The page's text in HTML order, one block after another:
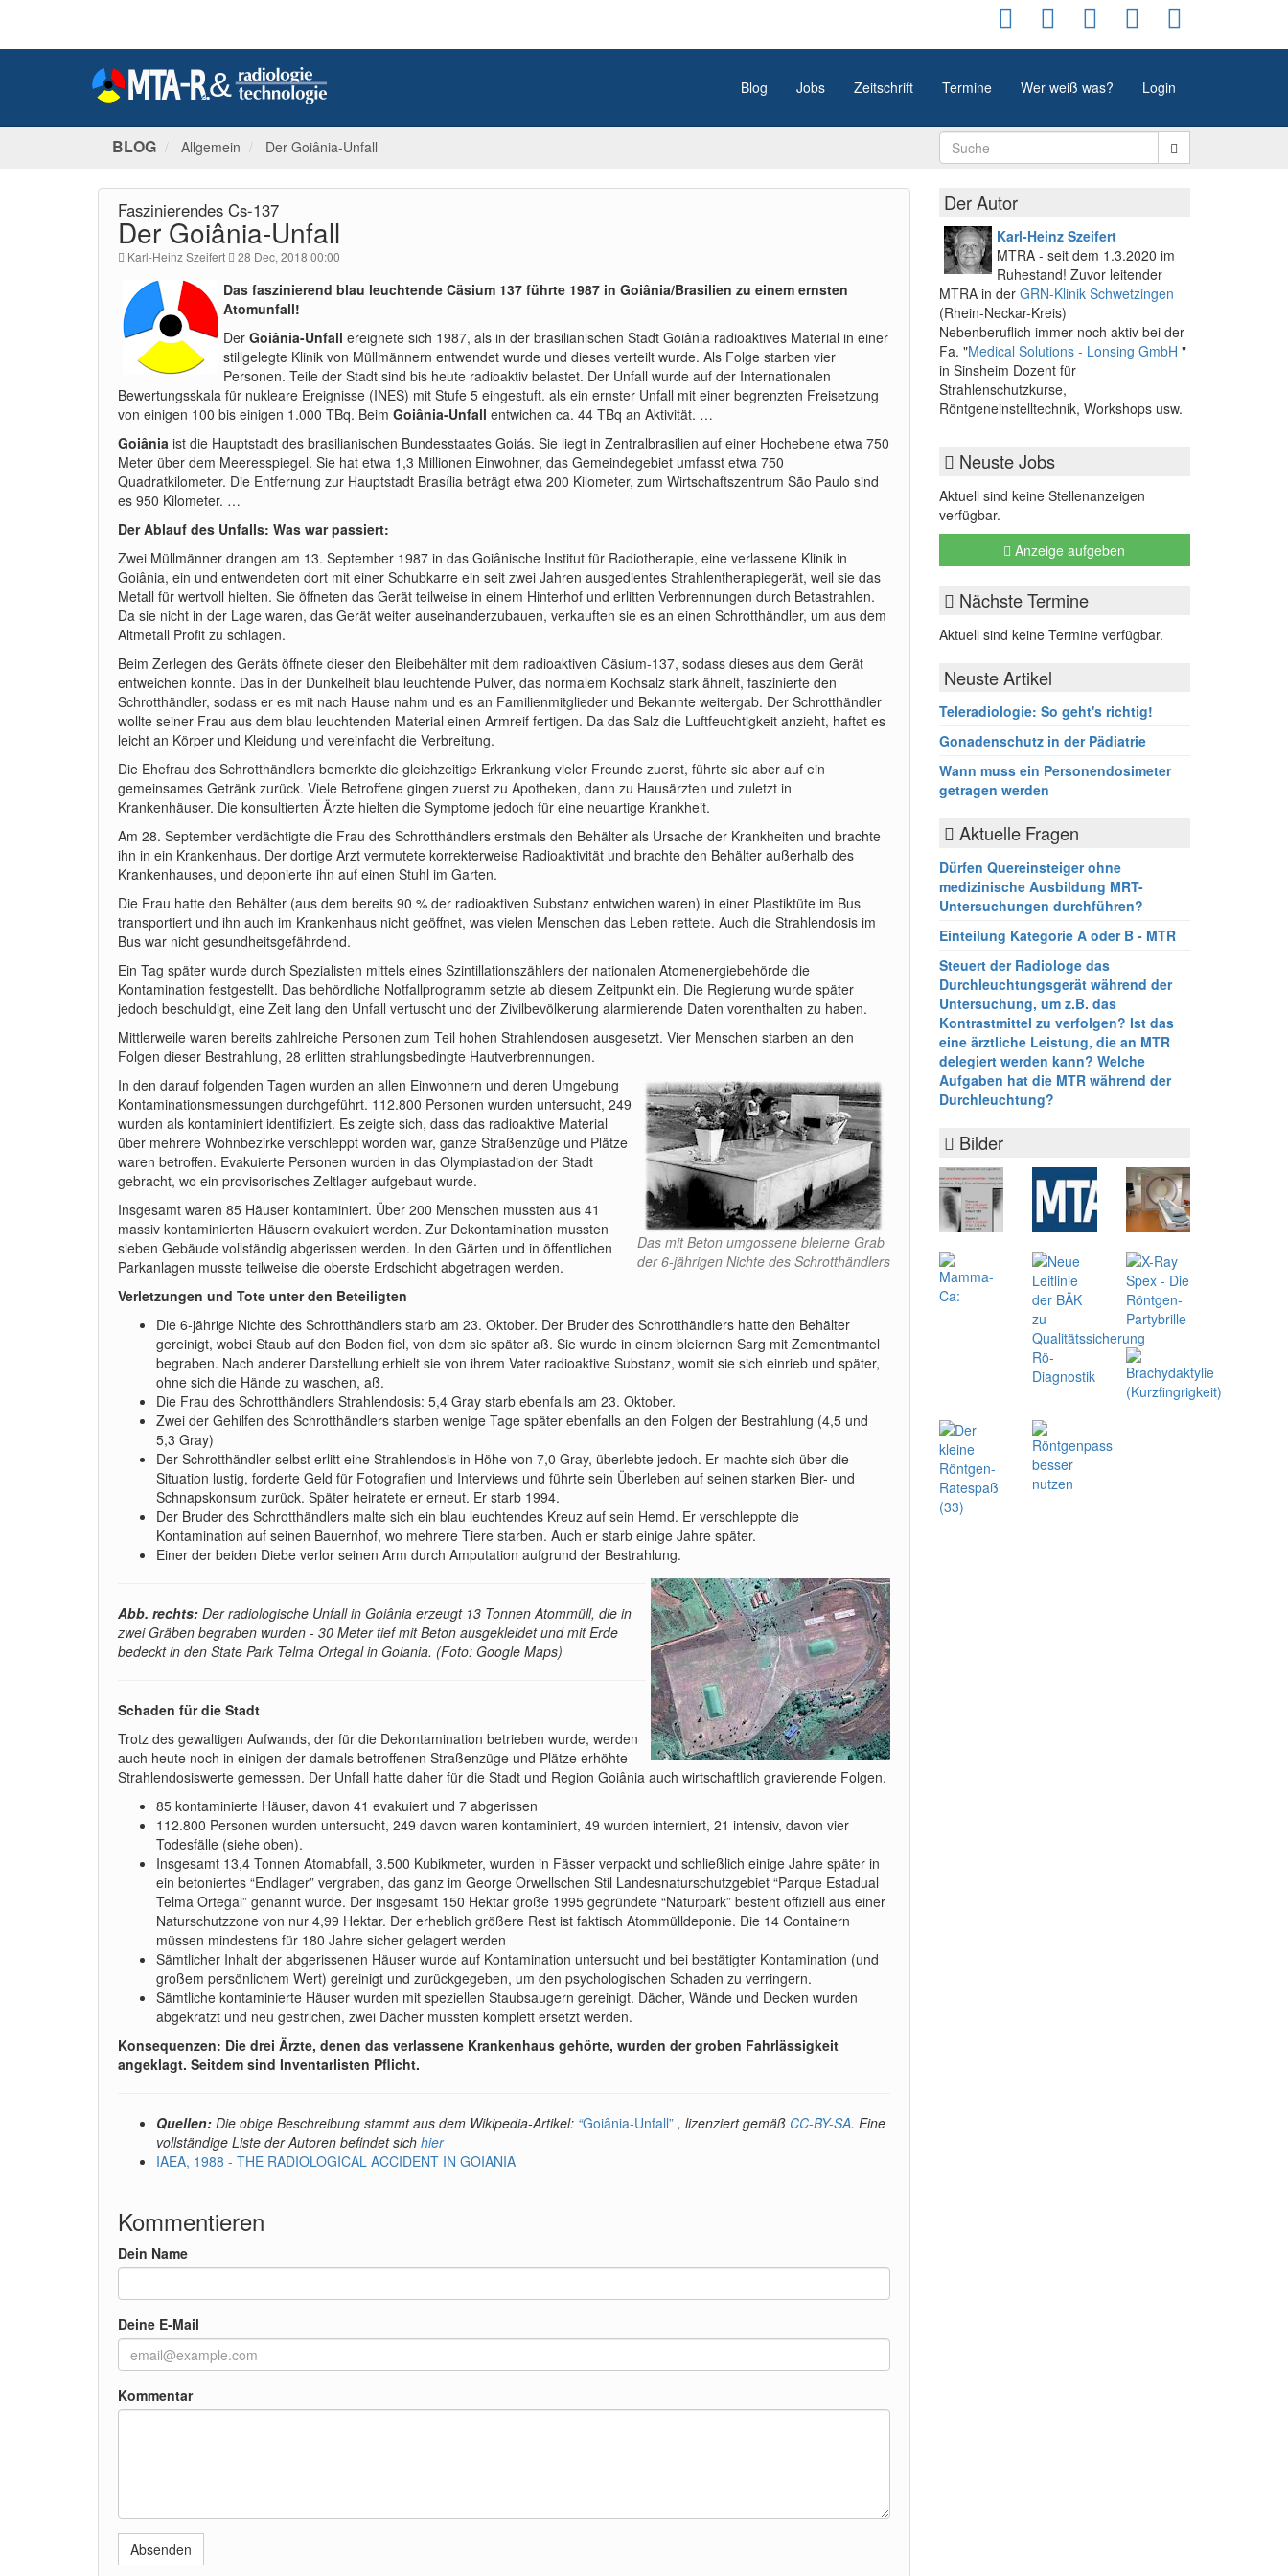
Blog Jobs Zeitschrift Termine Wer weiß was? Login
BLOG Allgemein Der Goiânia-Unfall
Faszinierendes Cs-137
Der Goiânia-Unfall
Karl-Heinz Szeifert 28 Dec, 2018 00:00
Das faszinierend blau leuchtende Cäsium 137 führte 1987 in Goiânia/Brasilien zu einem ernsten
Atomunfall!
Der Goiânia-Unfall ereignete sich 1987, als in der brasilianischen Stadt Goiânia radioaktives Material in einer
stillgelegte Klinik von Müllmännern entwendet wurde und dieses verteilt wurde. Als Folge starben vier
Personen. Teile der Stadt sind bis heute radioaktiv belastet. Der Unfall wurde auf der Internationalen
Bewertungsskala für nukleare Ereignisse (INES) mit Stufe 5 eingestuft. als ein ernster Unfall mit einer begrenzten Freisetzung
von einigen 100 bis einigen 1.000 TBq. Beim Goiânia-Unfall entwichen ca. 44 TBq an Aktivität. …
Goiânia ist die Hauptstadt des brasilianischen Bundesstaates Goiás. Sie liegt in Zentralbrasilien auf einer Hochebene etwa 750
Meter über dem Meeresspiegel. Sie hat etwa 1,3 Millionen Einwohner, das Gemeindegebiet umfasst etwa 750
Quadratkilometer. Die Entfernung zur Hauptstadt Brasília beträgt etwa 200 Kilometer, zum Wirtschaftszentrum São Paulo sind
es 950 Kilometer. …
Der Ablauf des Unfalls: Was war passiert:
Zwei Müllmänner drangen am 13. September 1987 in das Goiânische Institut für Radiotherapie, eine verlassene Klinik in
Goiânia, ein und entwendeten dort mit einer Schubkarre ein seit zwei Jahren ausgedientes Strahlentherapiegerät, weil sie das
Metall für wertvoll hielten. Sie öffneten das Gerät teilweise in einem Hinterhof und erlitten Verbrennungen durch Betastrahlen.
Da sie nicht in der Lage waren, das Gerät weiter auseinanderzubauen, verkauften sie es an einen Schrotthändler, um aus dem
Altmetall Profit zu schlagen.
Beim Zerlegen des Geräts öffnete dieser den Bleibehälter mit dem radioaktiven Cäsium-137, sodass dieses aus dem Gerät
entweichen konnte. Das in der Dunkelheit blau leuchtende Pulver, das normalem Kochsalz stark ähnelt, faszinierte den
Schrotthändler, sodass er es mit nach Hause nahm und es an Familienmitglieder und Bekannte weitergab. Der Schrotthändler
wollte seiner Frau aus dem blau leuchtenden Material einen Armreif fertigen. Da das Salz die Luftfeuchtigkeit anzieht, haftet es
leicht an Körper und Kleidung und vereinfacht die Verbreitung.
Die Ehefrau des Schrotthändlers bemerkte die gleichzeitige Erkrankung vieler Freunde zuerst, führte sie aber auf ein
gemeinsames Getränk zurück. Viele Betroffene gingen zuerst zu Apotheken, dann zu Hausärzten und zuletzt in
Krankenhäuser. Die konsultierten Ärzte hielten die Symptome jedoch für eine neuartige Krankheit.
Am 28. September verdächtigte die Frau des Schrotthändlers erstmals den Behälter als Ursache der Krankheiten und brachte
ihn in ein Krankenhaus. Der dortige Arzt vermutete korrekterweise Radioaktivität und brachte den Behälter außerhalb des
Krankenhauses, und deponierte ihn auf einen Stuhl im Garten.
Die Frau hatte den Behälter (aus dem bereits 90 % der radioaktiven Substanz entwichen waren) in einer Plastiktüte im Bus
transportiert und ihn auch im Krankenhaus nicht geöffnet, was vielen Menschen das Leben rettete. Auch die Strahlendosis im
Bus war nicht gesundheitsgefährdend.
Ein Tag später wurde durch Spezialisten mittels eines Szintillationszählers der nationalen Atomenergiebehörde die
Kontamination festgestellt. Das behördliche Notfallprogramm setzte ab diesem Zeitpunkt ein. Die Regierung wurde später
jedoch beschuldigt, eine Zeit lang den Unfall vertuscht und der Zivilbevölkerung alarmierende Daten vorenthalten zu haben.
Mittlerweile waren bereits zahlreiche Personen zum Teil hohen Strahlendosen ausgesetzt. Vier Menschen starben an den
Folgen dieser Bestrahlung, 28 erlitten strahlungsbedingte Hautverbrennungen.
Das mit Beton umgossene bleierne Grab
der 6-jährigen Nichte des Schrotthändlers
In den darauf folgenden Tagen wurden an allen Einwohnern und deren Umgebung
Kontaminationsmessungen durchgeführt. 112.800 Personen wurden untersucht, 249
wurden als kontaminiert identifiziert. Es zeigte sich, dass das radioaktive Material
über mehrere Wohnbezirke verschleppt worden war, ganze Straßenzüge und Plätze
waren betroffen. Evakuierte Personen wurden in das Olympiastadion der Stadt
gebracht, wo ein provisorisches Zeltlager aufgebaut wurde.
Insgesamt waren 85 Häuser kontaminiert. Über 200 Menschen mussten aus 41
massiv kontaminierten Häusern evakuiert werden. Zur Dekontamination mussten
sieben Gebäude vollständig abgerissen werden. In den Gärten und in öffentlichen
Parkanlagen musste teilweise die oberste Erdschicht abgetragen werden.
Verletzungen und Tote unter den Beteiligten
Die 6-jährige Nichte des Schrotthändlers starb am 23. Oktober. Der Bruder des Schrotthändlers hatte den Behälter
gereinigt, wobei Staub auf den Boden fiel, von dem sie später aß. Sie wurde in einem bleiernen Sarg mit Zementmantel
begraben. Nach anderer Darstellung erhielt sie von ihrem Vater radioaktive Substanz, womit sie sich einrieb und später,
ohne sich die Hände zu waschen, aß.
Die Frau des Schrotthändlers Strahlendosis: 5,4 Gray starb ebenfalls am 23. Oktober.
Zwei der Gehilfen des Schrotthändlers starben wenige Tage später ebenfalls an den Folgen der Bestrahlung (4,5 und
5,3 Gray)
Der Schrotthändler selbst erlitt eine Strahlendosis in Höhe von 7,0 Gray, überlebte jedoch. Er machte sich über die
Situation lustig, forderte Geld für Fotografien und Interviews und führte sein Überleben auf seinen starken Bier- und
Schnapskonsum zurück. Später heiratete er erneut. Er starb 1994.
Der Bruder des Schrotthändlers malte sich ein blau leuchtendes Kreuz auf sein Hemd. Er verschleppte die
Kontamination auf seinen Bauernhof, wo mehrere Tiere starben. Auch er starb einige Jahre später.
Einer der beiden Diebe verlor seinen Arm durch Amputation aufgrund der Bestrahlung.
Abb. rechts: Der radiologische Unfall in Goiânia erzeugt 13 Tonnen Atommüll, die in
zwei Gräben begraben wurden - 30 Meter tief mit Beton ausgekleidet und mit Erde
bedeckt in den State Park Telma Ortegal in Goiania. (Foto: Google Maps)
Schaden für die Stadt
Trotz des gewaltigen Aufwands, der für die Dekontamination betrieben wurde, werden
auch heute noch in einigen der damals betroffenen Straßenzüge und Plätze erhöhte
Strahlendosiswerte gemessen. Der Unfall hatte daher für die Stadt und Region Goiânia auch wirtschaftlich gravierende Folgen.
85 kontaminierte Häuser, davon 41 evakuiert und 7 abgerissen
112.800 Personen wurden untersucht, 249 davon waren kontaminiert, 49 wurden interniert, 21 intensiv, davon vier
Todesfälle (siehe oben).
Insgesamt 13,4 Tonnen Atomabfall, 3.500 Kubikmeter, wurden in Fässer verpackt und schließlich einige Jahre später in
ein betoniertes “Endlager” vergraben, das ganz im George Orwellschen Stil Landesnaturschutzgebiet “Parque Estadual
Telma Ortegal” genannt wurde. Der insgesamt 150 Hektar große 1995 gegründete “Naturpark” besteht offiziell aus einer
Naturschutzzone von nur 4,99 Hektar. Der erheblich größere Rest ist faktisch Atommülldeponie. Die 14 Containern
müssen mindestens für 180 Jahre sicher gelagert werden
Sämtlicher Inhalt der abgerissenen Häuser wurde auf Kontamination untersucht und bei bestätigter Kontamination (und
großem persönlichem Wert) gereinigt und zurückgegeben, um den psychologischen Schaden zu verringern.
Sämtliche kontaminierte Häuser wurden mit speziellen Staubsaugern gereinigt. Dächer, Wände und Decken wurden
abgekratzt und neu gestrichen, zwei Dächer mussten komplett ersetzt werden.
Konsequenzen: Die drei Ärzte, denen das verlassene Krankenhaus gehörte, wurden der groben Fahrlässigkeit
angeklagt. Seitdem sind Inventarlisten Pflicht.
Quellen: Die obige Beschreibung stammt aus dem Wikipedia-Artikel: “Goiânia-Unfall” , lizenziert gemäß CC-BY-SA. Eine
vollständige Liste der Autoren befindet sich hier
IAEA, 1988 - THE RADIOLOGICAL ACCIDENT IN GOIANIA
Kommentieren
Dein Name
Deine E-Mail
Kommentar
Absenden
Der Autor
Karl-Heinz Szeifert
MTRA - seit dem 1.3.2020 im
Ruhestand! Zuvor leitender
MTRA in der GRN-Klinik Schwetzingen
(Rhein-Neckar-Kreis)
Nebenberuflich immer noch aktiv bei der
Fa. "Medical Solutions - Lonsing GmbH "
in Sinsheim Dozent für
Strahlenschutzkurse,
Röntgeneinstelltechnik, Workshops usw.
Neuste Jobs
Aktuell sind keine Stellenanzeigen
verfügbar.
Anzeige aufgeben
Nächste Termine
Aktuell sind keine Termine verfügbar.
Neuste Artikel
Teleradiologie: So geht's richtig!
Gonadenschutz in der Pädiatrie
Wann muss ein Personendosimeter
getragen werden
Aktuelle Fragen
Dürfen Quereinsteiger ohne
medizinische Ausbildung MRT-
Untersuchungen durchführen?
Einteilung Kategorie A oder B - MTR
Steuert der Radiologe das
Durchleuchtungsgerät während der
Untersuchung, um z.B. das
Kontrastmittel zu verfolgen? Ist das
eine ärztliche Leistung, die an MTR
delegiert werden kann? Welche
Aufgaben hat die MTR während der
Durchleuchtung?
Bilder